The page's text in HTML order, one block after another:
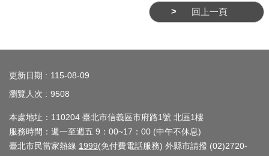
司
商
業
登
記
服
回上一頁
更新日期
115-08-09
瀏覽人次
9508
本處地址：110204 臺北市信義區市府路1號 北區1樓
服務時間：週一至週五 9：00~17：00 (中午不休息)
臺北市民當家熱線 1999(免付費電話服務) 外縣市請撥 (02)2720-